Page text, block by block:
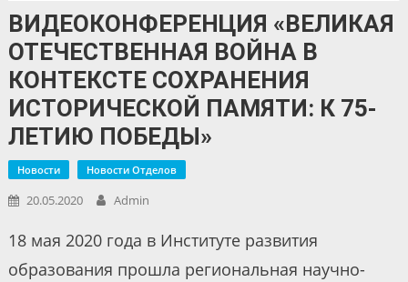
ВИДЕОКОНФЕРЕНЦИЯ «ВЕЛИКАЯ
ОТЕЧЕСТВЕННАЯ ВОЙНА В
КОНТЕКСТЕ СОХРАНЕНИЯ
ИСТОРИЧЕСКОЙ ПАМЯТИ: К 75-
ЛЕТИЮ ПОБЕДЫ»
Новости Новости Отделов
20.05.2020 Admin
18 мая 2020 года в Институте развития
образования прошла региональная научно-